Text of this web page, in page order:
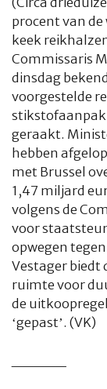
procent van
keek
Commissaris
dinsdag
voorgestelde
stikstofaanpak
geraakt.
hebben
met Brussel
1,47 miljard
volgens de
voor
opwegen
Vestager biedt
ruimte voor
de
‘gepast’. (VK)